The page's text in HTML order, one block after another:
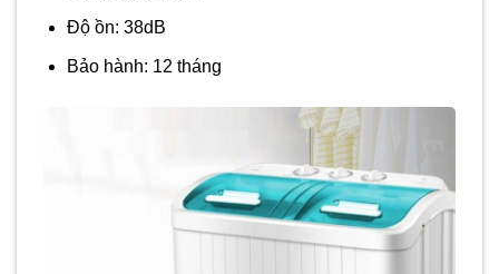
Độ ồn: 38dB
Bảo hành: 12 tháng